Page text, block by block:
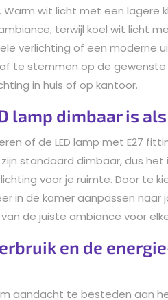
wit licht met een lagere
terwijl koel wit licht
verlichting of een moderne
te stemmen op de
in huis of op kantoor.
lamp dimbaar is
of de LED lamp met E27
zijn standaard dimbaar, dus
voor je ruimte. Door te
in de kamer aanpassen naar
de juiste ambiance voor
en de
aandacht te besteden aan